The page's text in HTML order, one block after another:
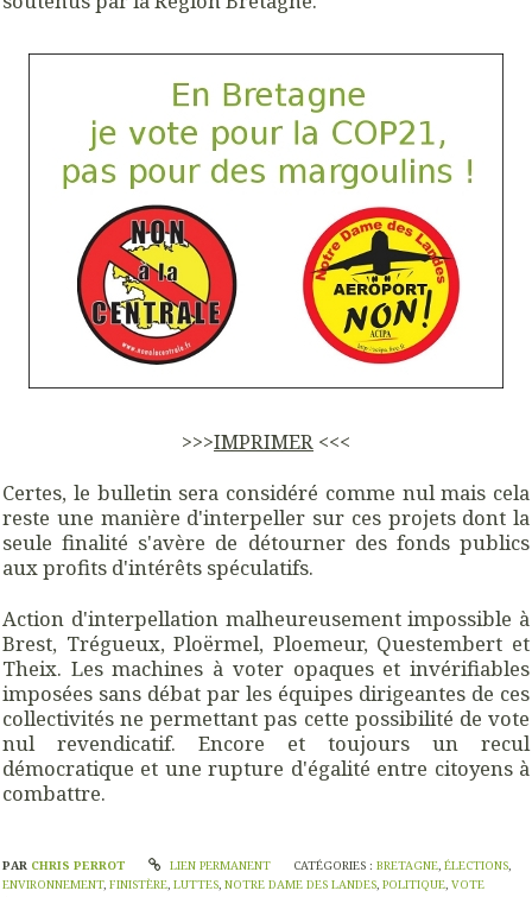
>>>IMPRIMER <<<
Certes, le bulletin sera considéré comme nul mais cela
reste une manière d'interpeller sur ces projets dont la
seule finalité s'avère de détourner des fonds publics
aux profits d'intérêts spéculatifs.
Action d'interpellation malheureusement impossible à
Brest, Trégueux, Ploërmel, Ploemeur, Questembert et
Theix. Les machines à voter opaques et invérifiables
imposées sans débat par les équipes dirigeantes de ces
collectivités ne permettant pas cette possibilité de vote
nul revendicatif. Encore et toujours un recul
démocratique et une rupture d'égalité entre citoyens à
combattre.
PAR CHRIS PERROT LIEN PERMANENT CATÉGORIES :BRETAGNE,ÉLECTIONS,
ENVIRONNEMENT, FINISTÈRE, LUTTES, NOTRE DAME DES LANDES, POLITIQUE, VOTE